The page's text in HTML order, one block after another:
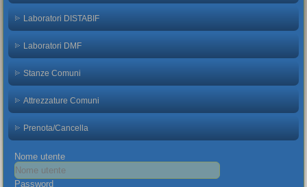
Laboratori DISTABIF
Laboratori DMF
Stanze Comuni
Attrezzature Comuni
Prenota/Cancella
Nome utente
Password